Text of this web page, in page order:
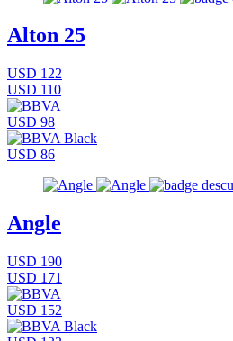
Alton 25
USD 122
USD 110
USD 98
USD 86
Angle
USD 190
USD 171
USD 152